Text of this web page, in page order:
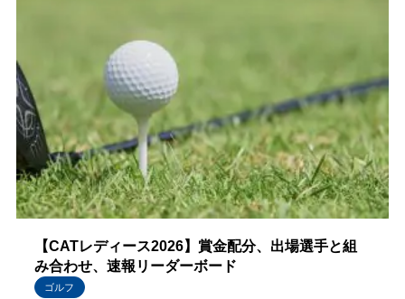
【CATレディース2026】賞金配分、出場選手と組
み合わせ、速報リーダーボード
ゴルフ